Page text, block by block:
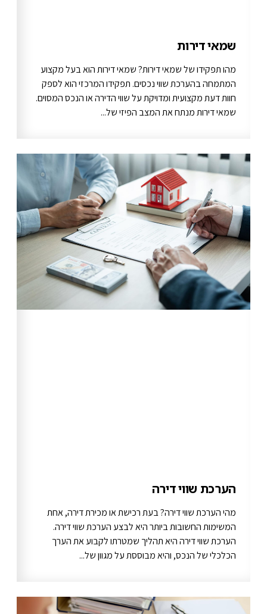
שמאי דירות
מהו תפקידו של שמאי דירות? שמאי דירות הוא בעל מקצוע
המתמחה בהערכת שווי נכסים. תפקידו המרכזי הוא לספק
חוות דעת מקצועית ומדויקת על שווי הדירה או הנכס המסוים.
שמאי דירות מנתח את המצב הפיזי של...
הערכת שווי דירה
מהי הערכת שווי דירה? בעת רכישת או מכירת דירה, אחת
המשימות החשובות ביותר היא לבצע הערכת שווי דירה.
הערכת שווי דירה היא תהליך שמטרתו לקבוע את הערך
הכלכלי של הנכס, והיא מבוססת על מגוון של...